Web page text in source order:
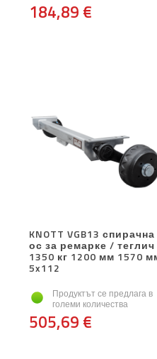
184,89 €
KNOTT VGB13 спирачна
ос за ремарке / теглич
1350 кг 1200 мм 1570
5x112
Продуктът се предлага в
големи количества
505,69 €